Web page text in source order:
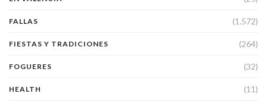
FALLAS (1.572)
FIESTAS Y TRADICIONES (264)
FOGUERES (32)
HEALTH (11)